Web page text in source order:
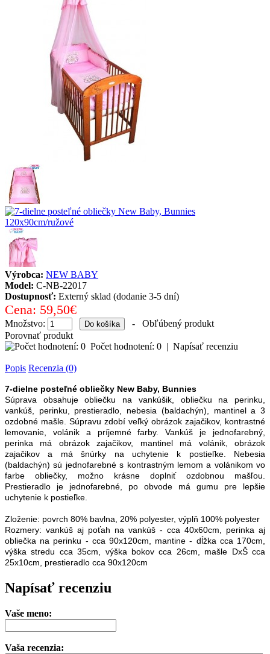
Výrobca: NEW BABY
Model: C-NB-22017
Dostupnosť: Externý sklad (dodanie 3-5 dní)
Cena: 59,50€
Množstvo: -
Obľúbený produkt
Porovnať produkt
Počet hodnotení: 0 | Napísať recenziu
Popis Recenzia (0)
7-dielne posteľné obliečky New Baby, Bunnies
Súprava obsahuje obliečku na vankúšik, obliečku na perinku,
vankúš, perinku, prestieradlo, nebesia (baldachýn), mantinel a 3
ozdobné mašle. Súpravu zdobí veľký obrázok zajačikov, kontrastné
lemovanie, volánik a príjemné farby. Vankúš je jednofarebný,
perinka má obrázok zajačikov, mantinel má volánik, obrázok
zajačikov a má šnúrky na uchytenie k postieľke. Nebesia
(baldachýn) sú jednofarebné s kontrastným lemom a volánikom vo
farbe obliečky, možno krásne doplniť ozdobnou mašľou.
Prestieradlo je jednofarebné, po obvode má gumu pre lepšie
uchytenie k postieľke.
Zloženie: povrch 80% bavlna, 20% polyester, výplň 100% polyester
Rozmery: vankúš aj poťah na vankúš - cca 40x60cm, perinka aj
obliečka na perinku - cca 90x120cm, mantine - dĺžka cca 170cm,
výška stredu cca 35cm, výška bokov cca 26cm, mašle DxŠ cca
25x10cm, prestieradlo cca 90x120cm
Napísať recenziu
Vaše meno:
Vaša recenzia: